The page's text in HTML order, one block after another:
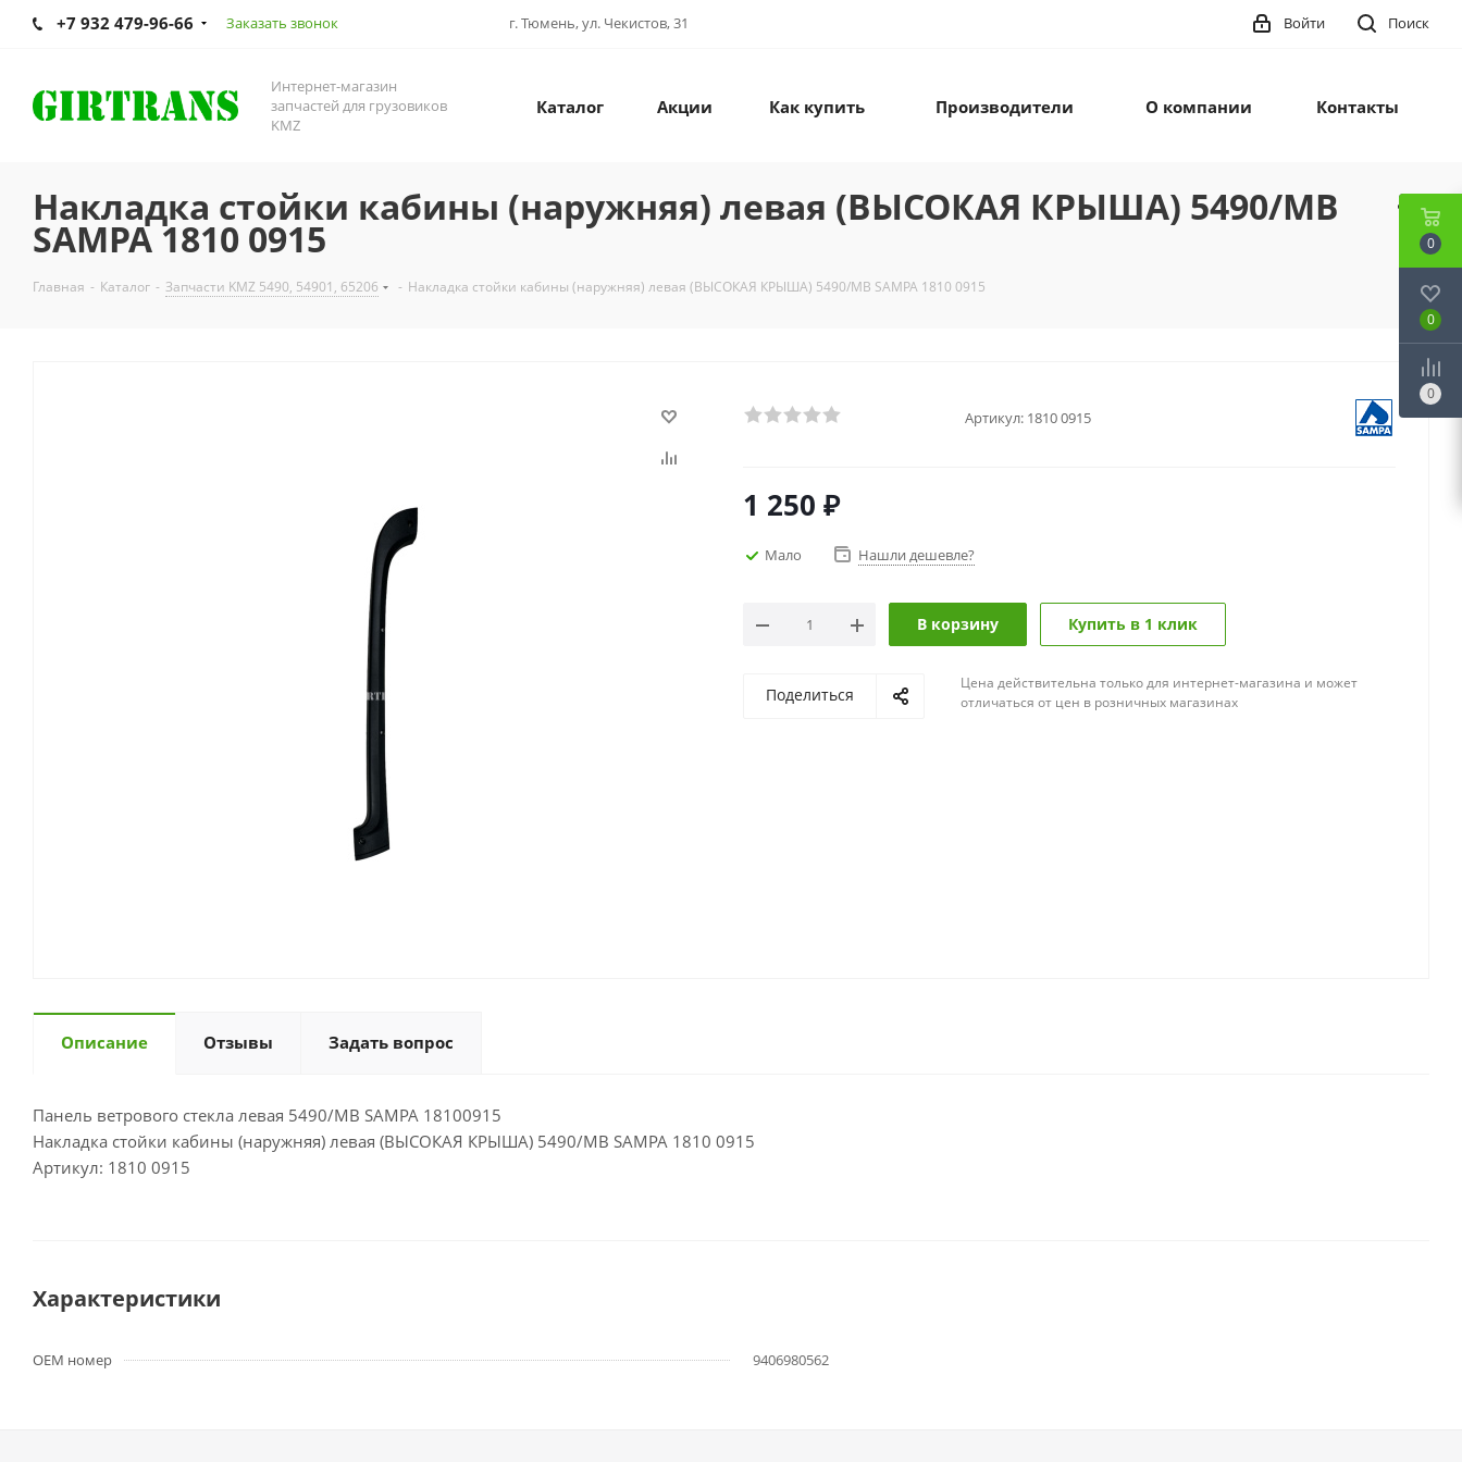
+7 932 479-96-66 Заказать звонок г. Тюмень, ул. Чекистов, 31 Поиск
Войти
Интернет-магазин
запчастей для грузовиков
KMZ
Каталог Акции Как купить Производители О компании Контакты
Накладка стойки кабины (наружняя) левая (ВЫСОКАЯ КРЫША) 5490/MB
SAMPA 1810 0915
Главная - Каталог - Запчасти KMZ 5490, 54901, 65206 - Накладка стойки кабины (наружняя) левая (ВЫСОКАЯ КРЫША) 5490/MB SAMPA 1810 0915
Артикул: 1810 0915
1 250 ₽
Мало Нашли дешевле?
В корзину Купить в 1 клик
Поделиться
Цена действительна только для интернет-магазина и может
отличаться от цен в розничных магазинах
Описание Отзывы Задать вопрос
Панель ветрового стекла левая 5490/MB SAMPA 18100915
Накладка стойки кабины (наружняя) левая (ВЫСОКАЯ КРЫША) 5490/MB SAMPA 1810 0915
Артикул: 1810 0915
Характеристики
OEM номер 9406980562
0
0
0